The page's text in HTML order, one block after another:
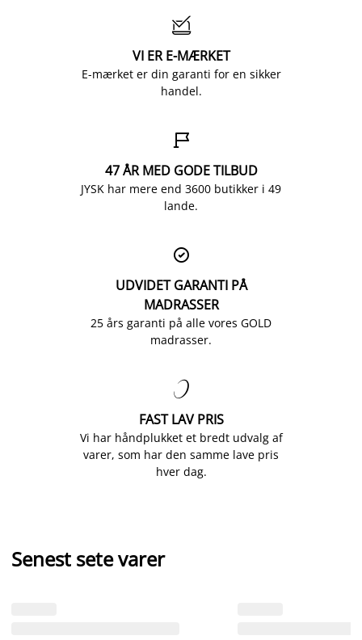

VI ER E-MÆRKET
E-mærket er din garanti for en sikker
handel.

47 ÅR MED GODE TILBUD
JYSK har mere end 3600 butikker i 49
lande.

UDVIDET GARANTI PÅ
MADRASSER
25 års garanti på alle vores GOLD
madrasser.

FAST LAV PRIS
Vi har håndplukket et bredt udvalg af
varer, som har den samme lave pris
hver dag.
Senest sete varer